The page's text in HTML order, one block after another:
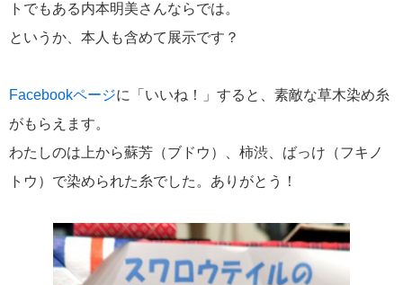
トでもある内本明美さんならでは。
というか、本人も含めて展示です？
Facebookページに「いいね！」すると、素敵な草木染め糸
がもらえます。
わたしのは上から蘇芳（ブドウ）、柿渋、ばっけ（フキノ
トウ）で染められた糸でした。ありがとう！